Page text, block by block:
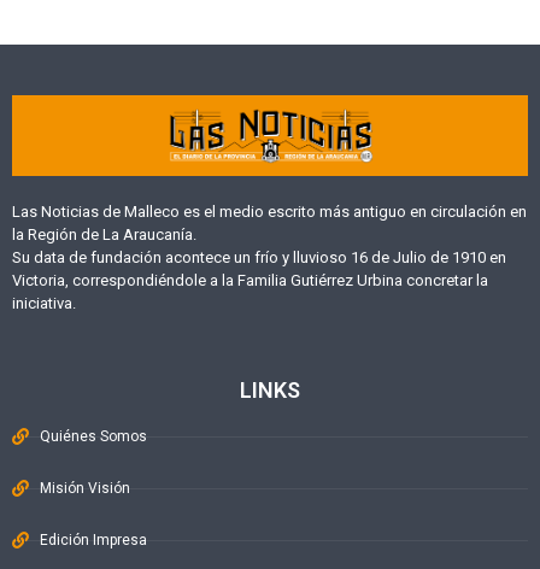
Las Noticias de Malleco es el medio escrito más antiguo en circulación en
la Región de La Araucanía.
Su data de fundación acontece un frío y lluvioso 16 de Julio de 1910 en
Victoria, correspondiéndole a la Familia Gutiérrez Urbina concretar la
iniciativa.
LINKS
Quiénes Somos
Misión Visión
Edición Impresa